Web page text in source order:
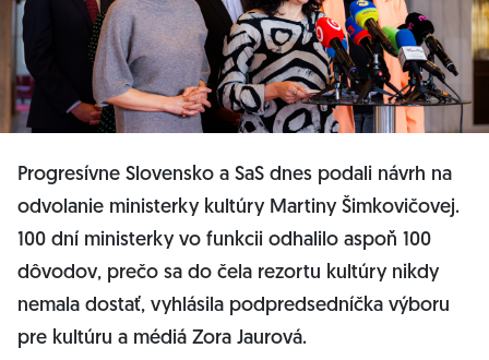
Progresívne Slovensko a SaS dnes podali návrh na
odvolanie ministerky kultúry Martiny Šimkovičovej.
100 dní ministerky vo funkcii odhalilo aspoň 100
dôvodov, prečo sa do čela rezortu kultúry nikdy
nemala dostať, vyhlásila podpredsedníčka výboru
pre kultúru a médiá Zora Jaurová.